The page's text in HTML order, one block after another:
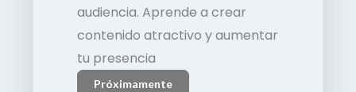
audiencia. Aprende a crear
contenido atractivo y aumentar
tu presencia
Próximamente